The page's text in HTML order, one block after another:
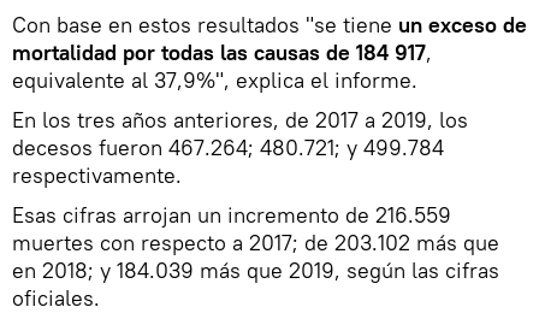
Con base en estos resultados "se tiene un exceso de
mortalidad por todas las causas de 184 917,
equivalente al 37,9%", explica el informe.
En los tres años anteriores, de 2017 a 2019, los
decesos fueron 467.264; 480.721; y 499.784
respectivamente.
Esas cifras arrojan un incremento de 216.559
muertes con respecto a 2017; de 203.102 más que
en 2018; y 184.039 más que 2019, según las cifras
oficiales.